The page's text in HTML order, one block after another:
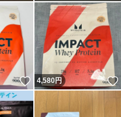
いいね！
4,580円